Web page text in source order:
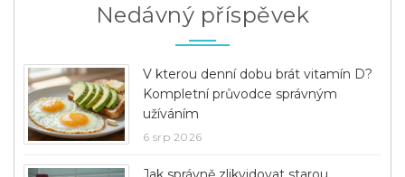
Nedávný příspěvek
V kterou denní dobu brát vitamín D?
Kompletní průvodce správným
užíváním
6 srp 2026